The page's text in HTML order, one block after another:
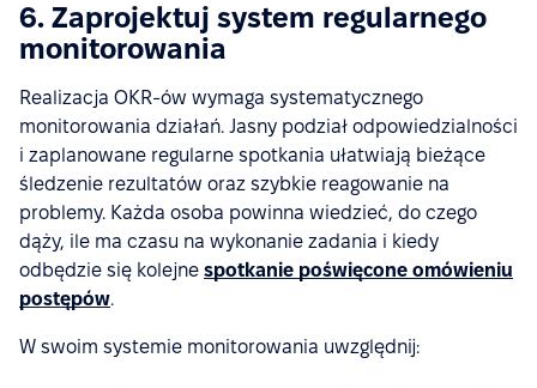
6. Zaprojektuj system regularnego
monitorowania
Realizacja OKR-ów wymaga systematycznego
monitorowania działań. Jasny podział odpowiedzialności
i zaplanowane regularne spotkania ułatwiają bieżące
śledzenie rezultatów oraz szybkie reagowanie na
problemy. Każda osoba powinna wiedzieć, do czego
dąży, ile ma czasu na wykonanie zadania i kiedy
odbędzie się kolejne spotkanie poświęcone omówieniu
postępów.
W swoim systemie monitorowania uwzględnij: